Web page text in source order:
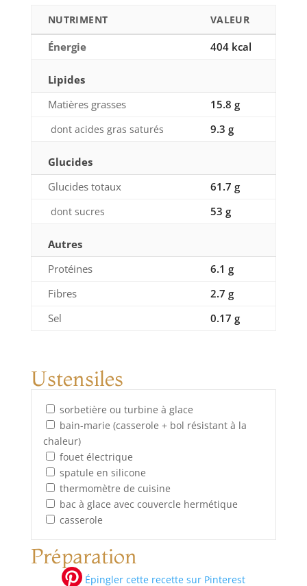
NUTRIMENT VALEUR
Énergie 404 kcal
Lipides
Matières grasses
15.8 g
dont acides gras saturés 9.3 g
Glucides
Glucides totaux
61.7 g
dont sucres 53 g
Autres
Protéines
6.1 g
Fibres
2.7 g
Sel
0.17 g
Ustensiles
sorbetière ou turbine à glace
bain-marie (casserole + bol résistant à la
chaleur)
fouet électrique
spatule en silicone
thermomètre de cuisine
bac à glace avec couvercle hermétique
casserole
Préparation
Épingler cette recette sur Pinterest